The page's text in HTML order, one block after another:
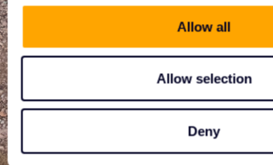
Allow all
Allow selection
Deny